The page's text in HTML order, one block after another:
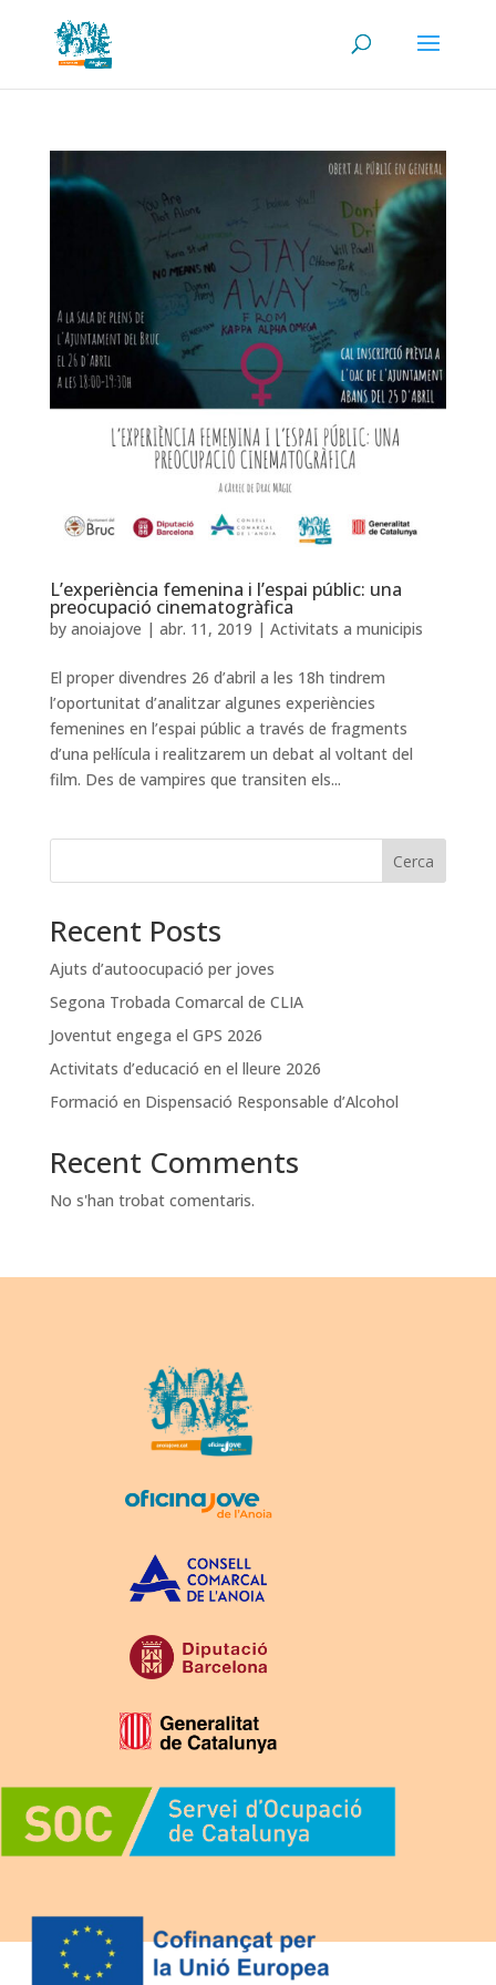
L’experiència femenina i l’espai públic: una
preocupació cinematogràfica
by anoiajove | abr. 11, 2019 | Activitats a municipis
El proper divendres 26 d’abril a les 18h tindrem
l’oportunitat d’analitzar algunes experiències
femenines en l’espai públic a través de fragments
d’una pel·lícula i realitzarem un debat al voltant del
film. Des de vampires que transiten els...
Cerca
Recent Posts
Ajuts d’autoocupació per joves
Segona Trobada Comarcal de CLIA
Joventut engega el GPS 2026
Activitats d’educació en el lleure 2026
Formació en Dispensació Responsable d’Alcohol
Recent Comments
No s'han trobat comentaris.